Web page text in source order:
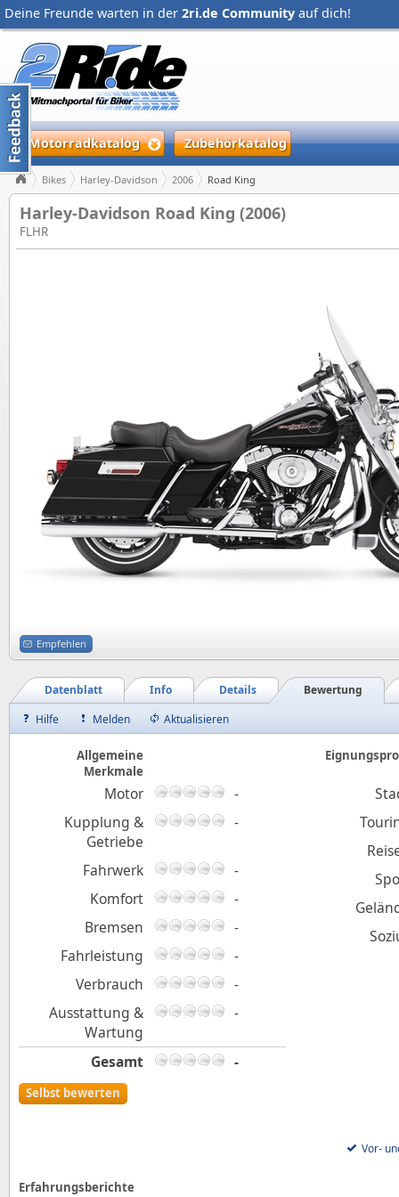
Deine Freunde warten in der 2ri.de Community auf dich!
Motorradkatalog Zubehörkatalog
Bikes Harley-Davidson 2006 Road King
Harley-Davidson Road King (2006)
FLHR
Empfehlen
Bewertung
Details
Info
Datenblatt
Hilfe
Melden Aktualisieren
Allgemeine
Merkmale
Motor
-
Kupplung &
Getriebe
-
Fahrwerk
-
Komfort
-
Bremsen
-
Fahrleistung
-
Verbrauch
-
Ausstattung &
Wartung
-
Gesamt -
Selbst bewerten
Vor-
Erfahrungsberichte